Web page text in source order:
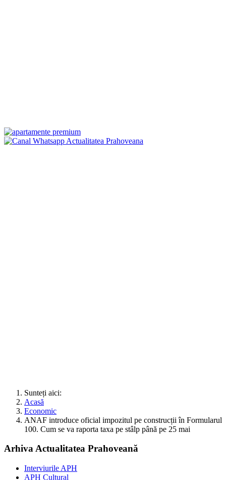
Sunteți aici:
Acasă
Economic
ANAF introduce oficial impozitul pe construcții în Formularul
100. Cum se va raporta taxa pe stâlp până pe 25 mai
Arhiva Actualitatea Prahoveană
Interviurile APH
APH Cultural